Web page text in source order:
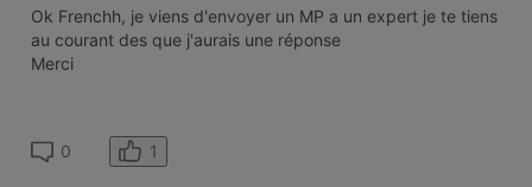
Ok Frenchh, je viens d'envoyer un MP a un expert je te tiens
au courant des que j'aurais une réponse
Merci
0 1